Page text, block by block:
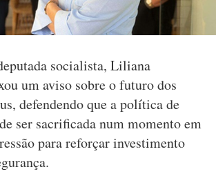
socialista, Liliana
um aviso sobre o futuro dos
defendendo que a política de
ser sacrificada num momento em
para reforçar investimento